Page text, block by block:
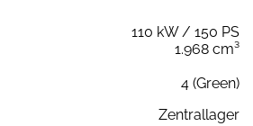
110 kW / 150 PS
1.968 cm³
4 (Green)
Zentrallager